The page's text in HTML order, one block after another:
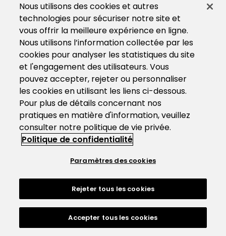
Nous utilisons des cookies et autres
technologies pour sécuriser notre site et
vous offrir la meilleure expérience en ligne.
Nous utilisons l’information collectée par les
cookies pour analyser les statistiques du site
et l'engagement des utilisateurs. Vous
pouvez accepter, rejeter ou personnaliser
les cookies en utilisant les liens ci-dessous.
Pour plus de détails concernant nos
pratiques en matière d'information, veuillez
consulter notre politique de vie privée.
Politique de confidentialité
Paramètres des cookies
Rejeter tous les cookies
Accepter tous les cookies